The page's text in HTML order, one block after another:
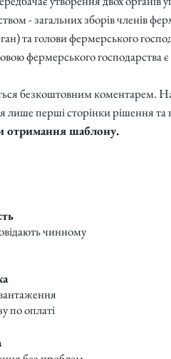
- загальних зборів членів
та голови фермерського
фермерського господарства
безкоштовним коментарем.
лише перші сторінки рішення та
отримання шаблону.
чинному
по оплаті